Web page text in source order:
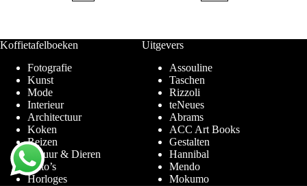
Koffietafelboeken
Fotografie
Kunst
Mode
Interieur
Architectuur
Koken
Reizen
Natuur & Dieren
Auto’s
Horloges
Uitgevers
Assouline
Taschen
Rizzoli
teNeues
Abrams
ACC Art Books
Gestalten
Hannibal
Mendo
Mokumo